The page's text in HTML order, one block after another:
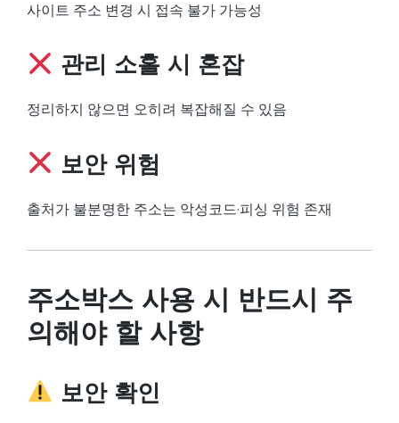
사이트 주소 변경 시 접속 불가 가능성
관리 소홀 시 혼잡
정리하지 않으면 오히려 복잡해질 수 있음
보안 위험
출처가 불분명한 주소는 악성코드·피싱 위험 존재
주소박스 사용 시 반드시 주
의해야 할 사항
보안 확인